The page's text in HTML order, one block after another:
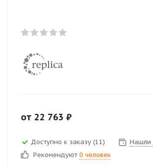
от 22 763 ₽
Доступно к заказу (11)
Нашли
Рекомендуют 0 человек